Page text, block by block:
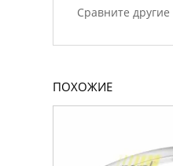
Сравните другие
ПОХОЖИЕ